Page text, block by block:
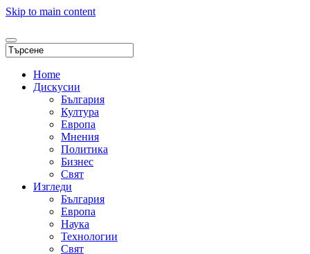
Skip to main content
Home
Дискусии
България
Култура
Европа
Мнения
Политика
Бизнес
Свят
Изгледи
България
Европа
Наука
Технологии
Свят